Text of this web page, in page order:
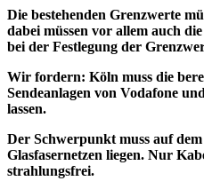
Die bestehenden Grenzwerte
dabei müssen vor allem auch
bei der Festlegung der
Wir fordern: Köln muss die
Sendeanlagen von Vodafone
lassen.
Der Schwerpunkt muss auf
Glasfasernetzen liegen. Nur
strahlungsfrei.